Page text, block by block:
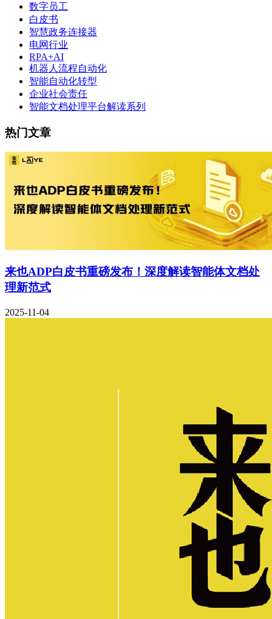
数字员工
白皮书
智慧政务连接器
电网行业
RPA+AI
机器人流程自动化
智能自动化转型
企业社会责任
智能文档处理平台解读系列
热门文章
来也ADP白皮书重磅发布！深度解读智能体文档处
理新范式
2025-11-04